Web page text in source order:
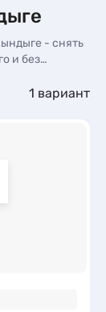
- снять
и без
в Кындыге -
1 вариант